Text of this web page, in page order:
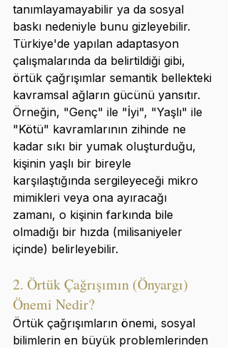
tanımlayamayabilir ya da sosyal
baskı nedeniyle bunu gizleyebilir.
Türkiye'de yapılan adaptasyon
çalışmalarında da belirtildiği gibi,
örtük çağrışımlar semantik bellekteki
kavramsal ağların gücünü yansıtır.
Örneğin, "Genç" ile "İyi", "Yaşlı" ile
"Kötü" kavramlarının zihinde ne
kadar sıkı bir yumak oluşturduğu,
kişinin yaşlı bir bireyle
karşılaştığında sergileyeceği mikro
mimikleri veya ona ayıracağı
zamanı, o kişinin farkında bile
olmadığı bir hızda (milisaniyeler
içinde) belirleyebilir.
2. Örtük Çağrışımın (Önyargı)
Önemi Nedir?
Örtük çağrışımların önemi, sosyal
bilimlerin en büyük problemlerinden